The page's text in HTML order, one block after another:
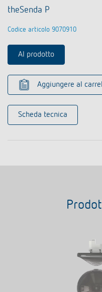
theSenda P
Codice articolo 9070910
Al prodotto
Aggiungere al
Scheda tecnica